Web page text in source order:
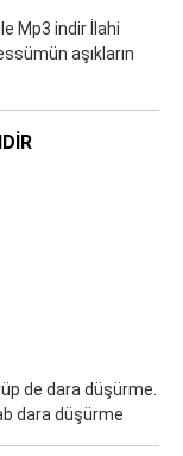
Mp3 indir İlahi
aşıkların
de dara düşürme.
dara düşürme